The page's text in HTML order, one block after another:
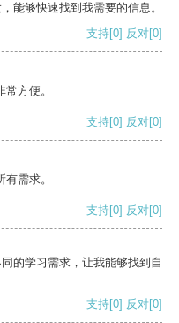
能够快速找到我需要的信息。
支持[0] 反对[0]
方便。
支持[0] 反对[0]
需求。
支持[0] 反对[0]
的学习需求，让我能够找到自
支持[0] 反对[0]